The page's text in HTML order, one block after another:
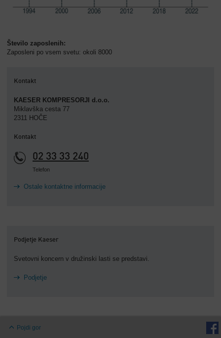
Število zaposlenih:
Zaposleni po vsem svetu: okoli 8000
Kontakt
KAESER KOMPRESORJI d.o.o.
Miklavška cesta 77
2311 HOČE
Kontakt
02 33 33 240
Telefon
Ostale kontaktne informacije
Podjetje Kaeser
Svetovni koncern v družinski lasti se predstavi.
Podjetje
Pojdi gor